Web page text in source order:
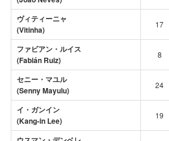
ヴィティーニャ
(Vitinha)
17
ファビアン・ルイス
(Fabián Ruiz)
8
セニー・マユル
(Senny Mayulu)
24
イ・ガンイン
(Kang-in Lee)
19